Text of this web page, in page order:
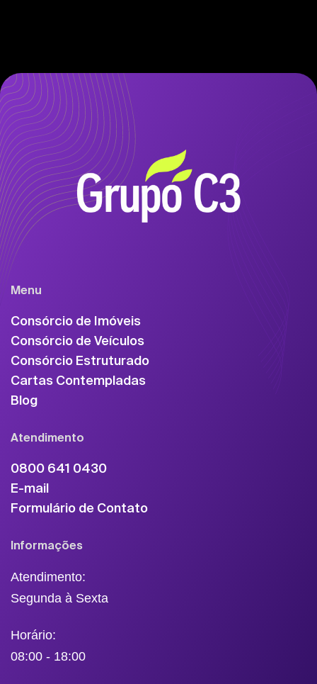
Menu
Consórcio de Imóveis
Consórcio de Veículos
Consórcio Estruturado
Cartas Contempladas
Blog
Atendimento
0800 641 0430
E-mail
Formulário de Contato
Informações
Atendimento:
Segunda à Sexta
Horário:
08:00 - 18:00